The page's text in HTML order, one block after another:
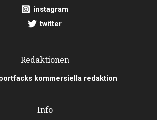
instagram
twitter
Redaktionen
kommersiella redaktion
Info